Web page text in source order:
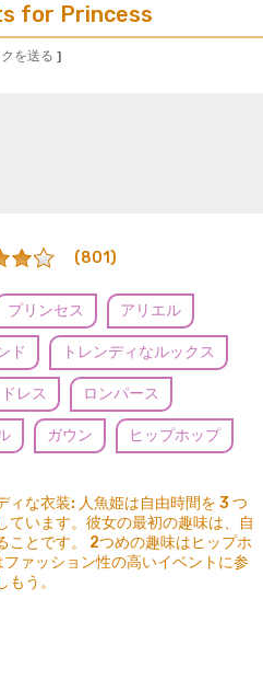
for Princess
を送る ]
(801)
プリンセス アリエル
ド トレンディなルックス
ドレス ロンパース
ガウン ヒップホップ
ィな衣装: 人魚姫は自由時間を 3 つ
ています。彼女の最初の趣味は、自
ことです。 2つめの趣味はヒップホ
ァッション性の高いイベントに参
う。